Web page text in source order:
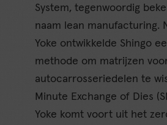
System, tegenwoordig
naam lean manufacturing.
Yoke ontwikkelde Shingo
methode om matrijzen
autocarrosseriedelen te
Minute Exchange of Dies
Yoke komt voort uit het